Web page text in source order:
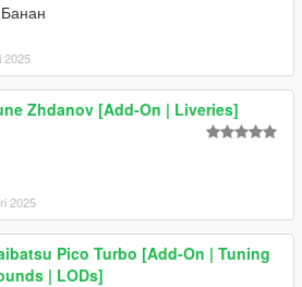
2025
Zhdanov [Add-On | Liveries]
2025
Pico Turbo [Add-On | Tuning
| LODs]